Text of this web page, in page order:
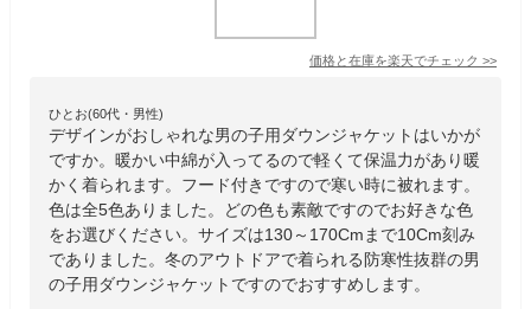
価格と在庫を楽天でチェック >>
ひとお(60代・男性)
デザインがおしゃれな男の子用ダウンジャケットはいかが
ですか。暖かい中綿が入ってるので軽くて保温力があり暖
かく着られます。フード付きですので寒い時に被れます。
色は全5色ありました。どの色も素敵ですのでお好きな色
をお選びください。サイズは130～170Cmまで10Cm刻み
でありました。冬のアウトドアで着られる防寒性抜群の男
の子用ダウンジャケットですのでおすすめします。